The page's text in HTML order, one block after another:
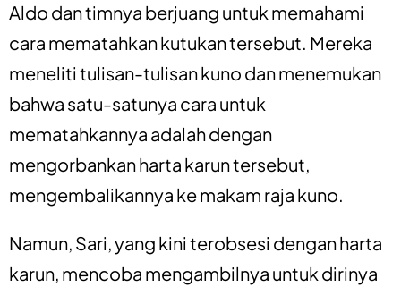
Aldo dan timnya berjuang untuk memahami
cara mematahkan kutukan tersebut. Mereka
meneliti tulisan-tulisan kuno dan menemukan
bahwa satu-satunya cara untuk
mematahkannya adalah dengan
mengorbankan harta karun tersebut,
mengembalikannya ke makam raja kuno.
Namun, Sari, yang kini terobsesi dengan harta
karun, mencoba mengambilnya untuk dirinya